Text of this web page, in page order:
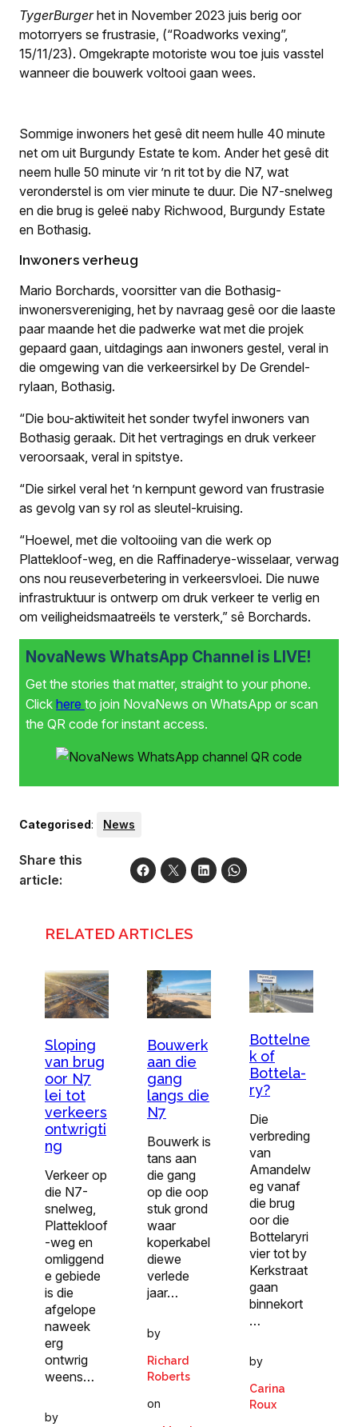
TygerBurgerhet in November 2023 juis berig oor
motorryers se frustrasie, (“Roadworks vexing”,
15/11/23). Omgekrapte motoriste wou toe juis vasstel
wanneer die bouwerk voltooi gaan wees.
Sommige inwoners het gesê dit neem hulle 40 minute
net om uit Burgundy Estate te kom. Ander het gesê dit
neem hulle 50 minute vir ’n rit tot by die N7, wat
veronderstel is om vier minute te duur. Die N7-snelweg
en die brug is geleë naby Richwood, Burgundy Estate
en Bothasig.
Inwoners verheug
Mario Borchards, voorsitter van die Bothasig-
inwonersvereniging, het by navraag gesê oor die laaste
paar maande het die padwerke wat met die projek
gepaard gaan, uitdagings aan inwoners gestel, veral in
die omgewing van die verkeersirkel by De Grendel-
rylaan, Bothasig.
“Die bou-aktiwiteit het sonder twyfel inwoners van
Bothasig geraak. Dit het vertragings en druk verkeer
veroorsaak, veral in spitstye.
“Die sirkel veral het ’n kernpunt geword van frustrasie
as gevolg van sy rol as sleutel-kruising.
“Hoewel, met die voltooiing van die werk op
Plattekloof-weg, en die Raffinaderye-wisselaar, verwag
ons nou reuseverbetering in verkeersvloei. Die nuwe
infrastruktuur is ontwerp om druk verkeer te verlig en
om veiligheidsmaatreëls te versterk,” sê Borchards.
NovaNews WhatsApp Channel is LIVE!
Get the stories that matter, straight to your phone.
Click here to join NovaNews on WhatsApp or scan
the QR code for instant access.
Categorised: News
Share this
article:
RELATED ARTICLES
Sloping
van brug
oor N7
lei tot
verkeers
ontwrigti
ng
Verkeer op
die N7-
snelweg,
Plattekloof
-weg en
omliggend
e gebiede
is die
afgelope
naweek
erg
ontwrig
weens…
by
Bouwerk
aan die
gang
langs die
N7
Bouwerk is
tans aan
die gang
op die oop
stuk grond
waar
koperkabel
diewe
verlede
jaar…
by
Richard
Roberts
on
Bottelne
k of
Bottela-
ry?
Die
verbreding
van
Amandelw
eg vanaf
die brug
oor die
Bottelaryri
vier tot by
Kerkstraat
gaan
binnekort
…
by
Carina
Roux